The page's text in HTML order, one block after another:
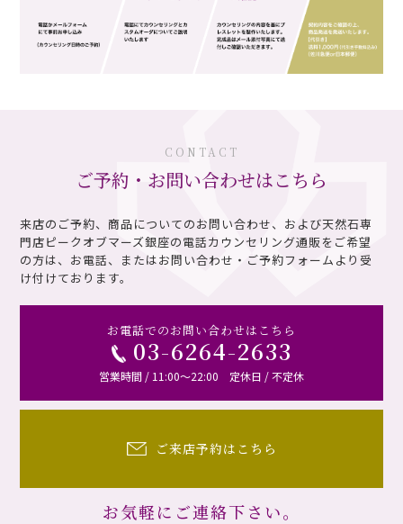
CONTACT
ご予約・お問い合わせはこちら
来店のご予約、商品についてのお問い合わせ、および天然石専
門店ピークオブマーズ銀座の電話カウンセリング通販を ご希望
の方は、お電話、またはお問い合わせ・ご予約フォームより受
け付けております。
お電話でのお問い合わせはこちら
03-6264-2633
営業時間 / 11:00～22:00 定休日 / 不定休
ご来店予約はこちら
お気軽にご連絡下さい。